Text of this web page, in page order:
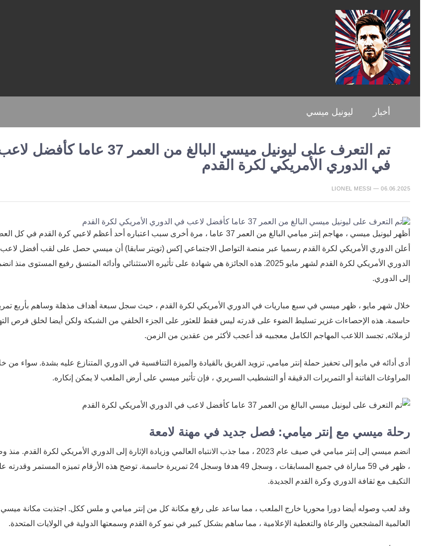
أخبار ليونيل ميسي
تم التعرف على ليونيل ميسي البالغ من العمر 37 عاما كأفضل
في الدوري الأمريكي لكرة القدم
LIONEL MESSI — 06.06.2025
أظهر ليونيل ميسي ، مهاجم إنتر ميامي البالغ من العمر 37 عاما ، مرة أخرى سبب اعتباره أحد أعظم لاعبي كرة القدم في كل
أعلن الدوري الأمريكي لكرة القدم رسميا عبر منصة التواصل الاجتماعي إكس (تويتر سابقا) أن ميسي حصل على لقب أفضل
الدوري الأمريكي لكرة القدم لشهر مايو 2025. هذه الجائزة هي شهادة على تأثيره الاستثنائي وأدائه المتسق رفيع المستوى منذ
إلى الدوري.
خلال شهر مايو ، ظهر ميسي في سبع مباريات في الدوري الأمريكي لكرة القدم ، حيث سجل سبعة أهداف مذهلة وساهم بأربع
حاسمة. هذه الإحصاءات غزير تسليط الضوء على قدرته ليس فقط للعثور على الجزء الخلفي من الشبكة ولكن أيضا لخلق فرص
لزملائه, تجسد اللاعب المهاجم الكامل معجبيه قد أعجب لأكثر من عقدين من الزمن.
أدى أدائه في مايو إلى تحفيز حملة إنتر ميامي, تزويد الفريق بالقيادة والميزة التنافسية في الدوري المتنازع عليه بشدة. سواء من
المراوغات الفاتنة أو التمريرات الدقيقة أو التشطيب السريري ، فإن تأثير ميسي على أرض الملعب لا يمكن إنكاره.
رحلة ميسي مع إنتر ميامي: فصل جديد في مهنة لامعة
انضم ميسي إلى إنتر ميامي في صيف عام 2023 ، مما جذب الانتباه العالمي وزيادة الإثارة إلى الدوري الأمريكي لكرة القدم.
، ظهر في 59 مباراة في جميع المسابقات ، وسجل 49 هدفا وسجل 24 تمريرة حاسمة. توضح هذه الأرقام تميزه المستمر
التكيف مع ثقافة الدوري وكرة القدم الجديدة.
وقد لعب وصوله أيضا دورا محوريا خارج الملعب ، مما ساعد على رفع مكانة كل من إنتر ميامي و ملس ككل. اجتذبت مكانة ميسي
العالمية المشجعين والرعاة والتغطية الإعلامية ، مما ساهم بشكل كبير في نمو كرة القدم وسمعتها الدولية في الولايات المتحدة.